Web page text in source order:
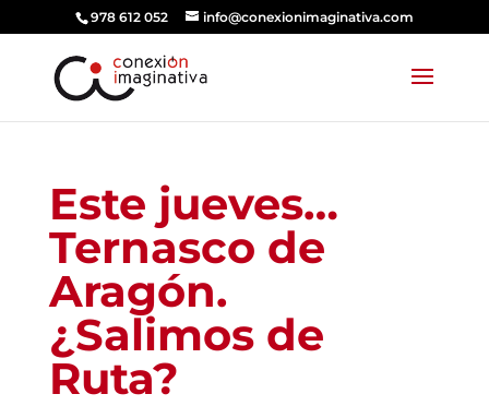
978 612 052 info@conexionimaginativa.com
Este jueves…
Ternasco de
Aragón.
¿Salimos de
Ruta?